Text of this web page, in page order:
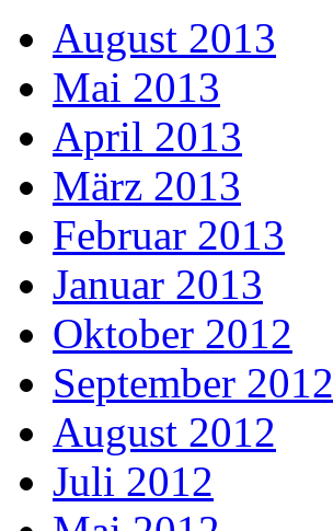
August 2013
Mai 2013
April 2013
März 2013
Februar 2013
Januar 2013
Oktober 2012
September 2012
August 2012
Juli 2012